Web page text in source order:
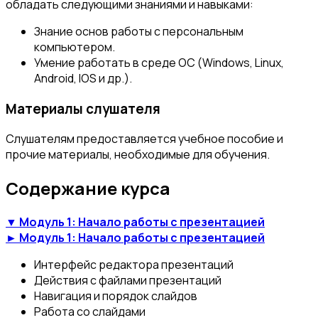
обладать следующими знаниями и навыками:
Знание основ работы с персональным
компьютером.
Умение работать в среде ОС (Windows, Linux,
Android, IOS и др.).
Материалы слушателя
Слушателям предоставляется учебное пособие и
прочие материалы, необходимые для обучения.
Содержание курса
▼ Модуль 1: Начало работы с презентацией
► Модуль 1: Начало работы с презентацией
Интерфейс редактора презентаций
Действия с файлами презентаций
Навигация и порядок слайдов
Работа со слайдами